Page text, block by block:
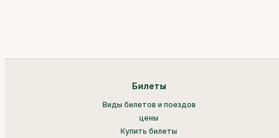
Билеты
Виды билетов и поездов
цены
Купить билеты